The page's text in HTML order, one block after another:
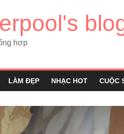
hợp
LÀM ĐẸP NHẠC HOT CUỘC